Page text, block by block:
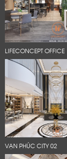
LIFECONCEPT OFFICE
VẠN PHÚC CITY 02